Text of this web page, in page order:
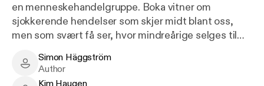
en menneskehandelgruppe. Boka vitner om
sjokkerende hendelser som skjer midt blant oss,
men som svært få ser, hvor mindreårige selges til
tilsynelatende uskyldige dating-apper brukes til
grooming, og kan bli en inngang til elendigheten.
Simon Häggström - Author
Simon Häggström
Author
Kim Haugen